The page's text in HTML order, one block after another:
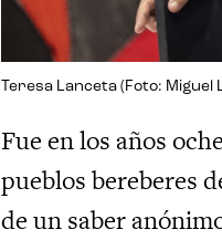
Teresa Lanceta (Foto: Miguel
Fue en los años
pueblos bereberes
de un saber